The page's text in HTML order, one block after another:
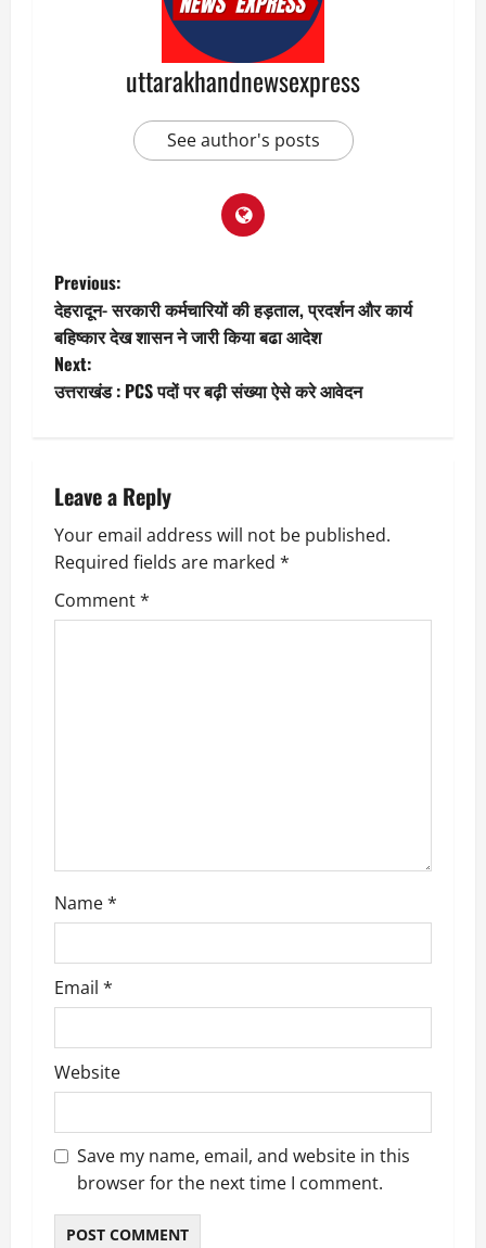
uttarakhandnewsexpress
See author's posts
P
o
s
a
v
i
n
Previous:
देहरादून- सरकारी कर्मचारियों की हड़ताल, प्रदर्शन और कार्य
बहिष्कार देख शासन ने जारी किया बढा आदेश
Next:
उत्तराखंड : PCS पदों पर बढ़ी संख्या ऐसे करे आवेदन
Leave a Reply
Your email address will not be published.
Required fields are marked *
Comment*
Name*
Email *
Website
Save my name, email, and website in this
browser for the next time I comment.